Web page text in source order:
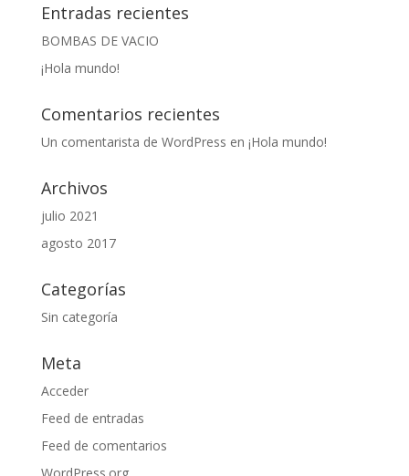
Entradas recientes
BOMBAS DE VACIO
¡Hola mundo!
Comentarios recientes
Un comentarista de WordPress en ¡Hola mundo!
Archivos
julio 2021
agosto 2017
Categorías
Sin categoría
Meta
Acceder
Feed de entradas
Feed de comentarios
WordPress.org